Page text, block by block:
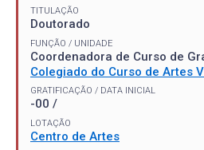
TITULAÇÃO
Doutorado
FUNÇÃO / UNIDADE
Coordenadora de Curso de
Colegiado do Curso de Artes
GRATIFICAÇÃO / DATA INICIAL
-00 /
LOTAÇÃO
Centro de Artes